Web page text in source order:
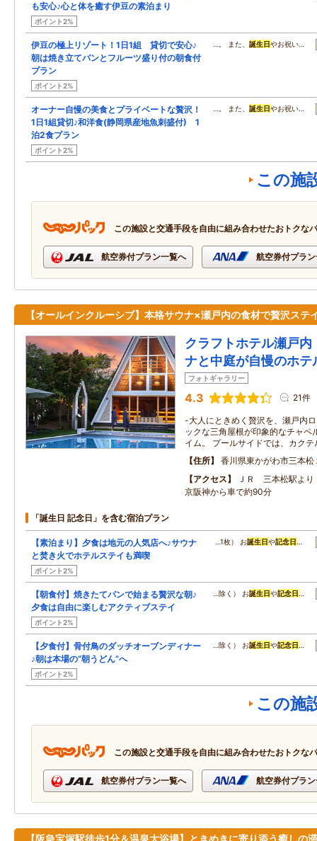
も安心♪心と体を癒す伊豆の素泊まり
ポイント2%
伊豆の極上リゾート！1日1組 貸切で安心♪
朝は焼き立てパンとフルーツ盛り付の朝食付
プラン
ポイント2%
…。 また、誕生日やお祝い…
オーナー自慢の美食とプライベートな贅沢！
1日1組貸切♪和洋食(静岡県産地魚刺盛付) 1
泊2食プラン
ポイント2%
…。 また、誕生日やお祝い…
この施
この施設と交通手段を自由に組み合わせたおトクな
航空券付プラン一覧へ 航空券付プラ
【オールインクルーシブ】本格サウナ×瀬戸内の食材で贅沢ステ
クラフトホテル瀬戸
ナと中庭が自慢のホテ
フォトギャラリー
4.3 21件
-大人にときめく贅沢を、瀬戸内
ックな三角屋根が印象的なチャペ
イム。 プールサイドでは、カク
住所
香川県東かがわ市三本松
アクセス
ＪＲ 三本松駅より
京阪神から車で約90分
「誕生日 記念日」を含む宿泊プラン
【素泊まり】夕食は地元の人気店へ♪サウナ
と焚き火でホテルステイも満喫
ポイント2%
…1枚） お誕生日や記念日 …
【朝食付】焼きたてパンで始まる贅沢な朝♪
夕食は自由に楽しむアクティブステイ
ポイント2%
…除く） お誕生日や記念日 …
【夕食付】骨付鳥のダッチオーブンディナー
♪朝は本場の“朝うどん”へ
ポイント2%
…除く） お誕生日や記念日 …
この施
この施設と交通手段を自由に組み合わせたおトクな
航空券付プラン一覧へ 航空券付プラ